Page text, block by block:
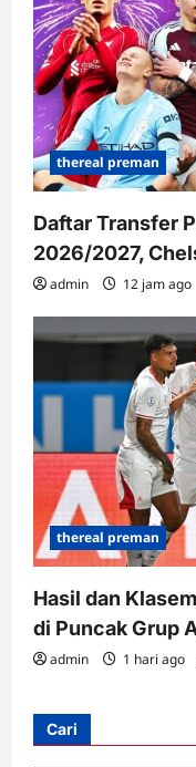
thereal preman
Daftar Transfer
2026/2027,
admin 12 jam ago
thereal preman
Hasil dan
di Puncak Grup
admin 1 hari ago
Cari